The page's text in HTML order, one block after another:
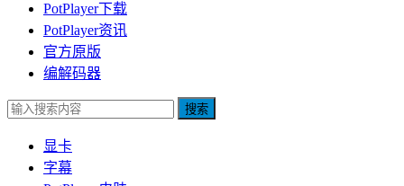
PotPlayer下载
PotPlayer资讯
官方原版
编解码器
搜索
显卡
字幕